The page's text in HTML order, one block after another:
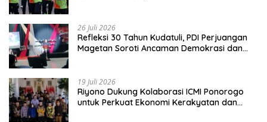
26 Juli 2026
Refleksi 30 Tahun Kudatuli, PDI Perjuangan
Magetan Soroti Ancaman Demokrasi dan
19 Juli 2026
Riyono Dukung Kolaborasi ICMI Ponorogo
untuk Perkuat Ekonomi Kerakyatan dan